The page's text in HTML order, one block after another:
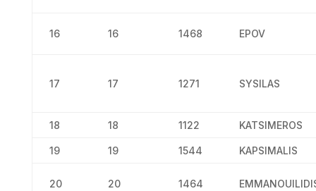
16 16 1468 EPOV
17 17 1271 SYSILAS
18 18 1122 KATSIMEROS
19 19 1544 KAPSIMALIS
20 20 1464